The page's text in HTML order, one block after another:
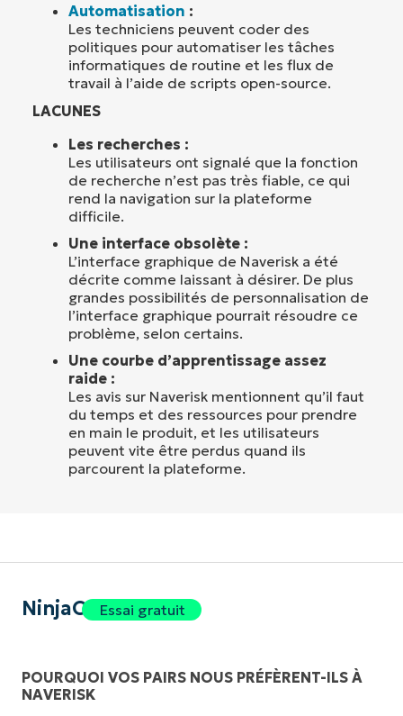
Automatisation :
Les techniciens peuvent coder des
politiques pour automatiser les tâches
informatiques de routine et les flux de
travail à l’aide de scripts open-source.
LACUNES
Les recherches :
Les utilisateurs ont signalé que la fonction
de recherche n’est pas très fiable, ce qui
rend la navigation sur la plateforme
difficile.
Une interface obsolète :
L’interface graphique de Naverisk a été
décrite comme laissant à désirer. De plus
grandes possibilités de personnalisation de
l’interface graphique pourrait résoudre ce
problème, selon certains.
Une courbe d’apprentissage assez
raide :
Les avis sur Naverisk mentionnent qu’il faut
du temps et des ressources pour prendre
en main le produit, et les utilisateurs
peuvent vite être perdus quand ils
parcourent la plateforme.
NinjaOneEssai gratuit
POURQUOI VOS PAIRS NOUS PRÉFÈRENT-ILS À
NAVERISK